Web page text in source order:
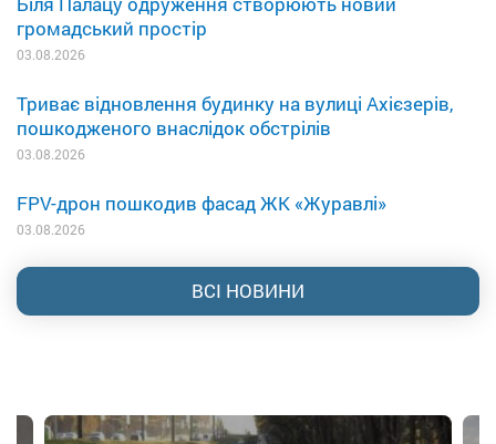
громадський простір
03.08.2026
Триває відновлення будинку на вулиці Ахієзерів,
пошкодженого внаслідок обстрілів
03.08.2026
FPV-дрон пошкодив фасад ЖК «Журавлі»
03.08.2026
ВСІ НОВИНИ